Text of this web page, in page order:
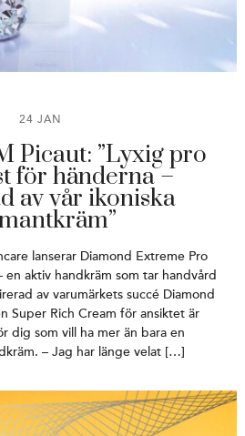
24 JAN
Picaut: ”Lyxig pro
för händerna –
av vår ikoniska
lanserar Diamond Extreme Pro
en aktiv handkräm som tar handvård
av varumärkets succé Diamond
Super Rich Cream för ansiktet är
dig som vill ha mer än bara en
– Jag har länge velat […]